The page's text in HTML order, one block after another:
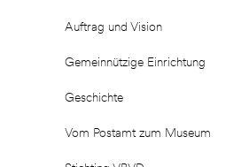
Auftrag und Vision
Gemeinnützige Einrichtung
Geschichte
Vom Postamt zum Museum